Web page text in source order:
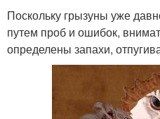
Поскольку грызуны уже
путем проб и ошибок,
определены запахи,